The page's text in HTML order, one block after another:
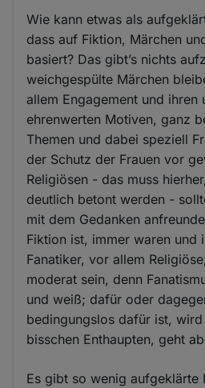
Wie kann etwas als
dass auf Fiktion, Märchen
basiert? Das gibt’s nichts
weichgespülte Märchen
allem Engagement und ihren
ehrenwerten Motiven, ganz
Themen und dabei speziell
der Schutz der Frauen vor
Religiösen - das muss
deutlich betont werden -
mit dem Gedanken
Fiktion ist, immer waren und
Fanatiker, vor allem
moderat sein, denn
und weiß; dafür oder
bedingungslos dafür ist,
bisschen Enthaupten, geht
Es gibt so wenig aufgeklärte